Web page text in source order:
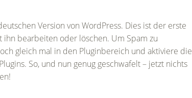
Version von WordPress. Dies ist der erste
ihn bearbeiten oder löschen. Um Spam zu
gleich mal in den Pluginbereich und aktiviere die
So, und nun genug geschwafelt – jetzt nichts